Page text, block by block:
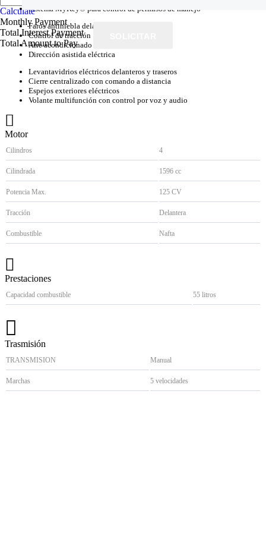
Sistema MyKey® para control de permisos de manejo
Faros antiniebla delanteros y traseros
Control de tracción
Aire acondicionado
Dirección asistida eléctrica
Levantavidrios eléctricos delanteros y traseros
Cierre centralizado con comando a distancia
Espejos exteriores eléctricos
Volante multifunción con control por voz y audio
Motor
Cilindros 4
Cilindrada 1596 cc
Potencia Max. 125 CV
Tracción Delantera
Combustible Nafta
Prestaciones
Capacidad combustible 55 litros
Trasmisión
TRANSMISION Manual
Marchas 5 velocidades
Calculate
Monthly Payment
Total Interest Payment
Total Amount to Pay